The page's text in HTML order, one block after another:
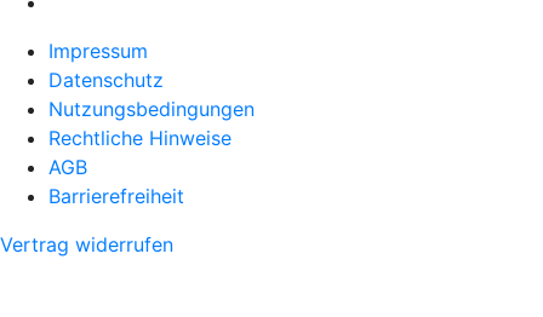
Impressum
Datenschutz
Nutzungsbedingungen
Rechtliche Hinweise
AGB
Barrierefreiheit
Vertrag widerrufen